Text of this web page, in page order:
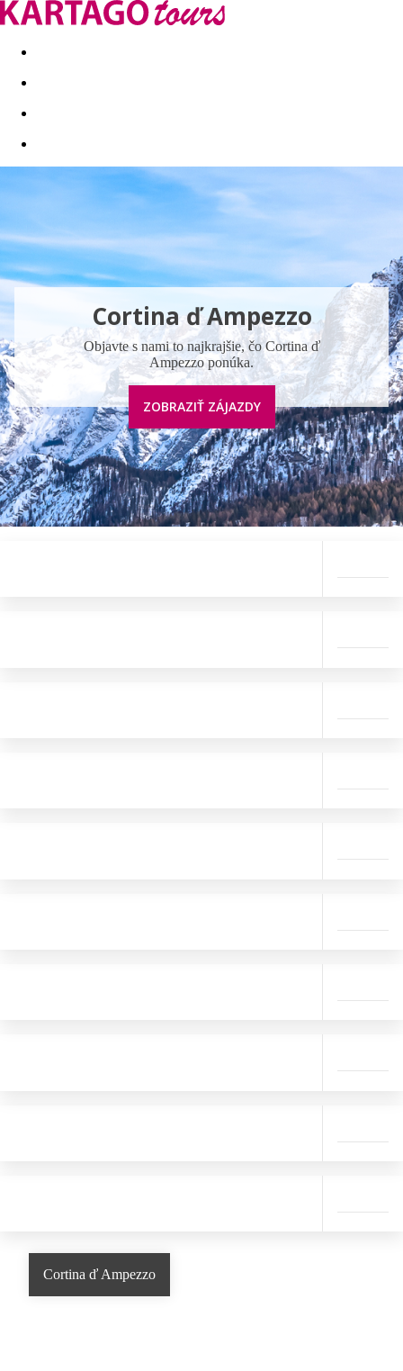
Last minute Dovolenkové kluby
Cortina ď Ampezzo
Objavte s nami to najkrajšie, čo Cortina ď
Ampezzo ponúka.
ZOBRAZIŤ ZÁJAZDY
Cortina ď Ampezzo